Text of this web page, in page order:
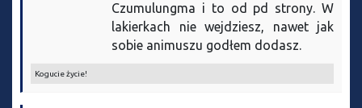
Czumulungma i to od pd strony. W
lakierkach nie wejdziesz, nawet jak
sobie animuszu godłem dodasz.
Kogucie życie!